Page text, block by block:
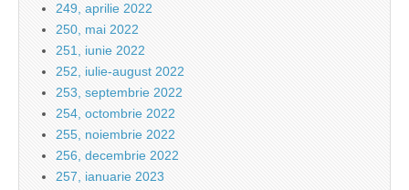
249, aprilie 2022
250, mai 2022
251, iunie 2022
252, iulie-august 2022
253, septembrie 2022
254, octombrie 2022
255, noiembrie 2022
256, decembrie 2022
257, ianuarie 2023